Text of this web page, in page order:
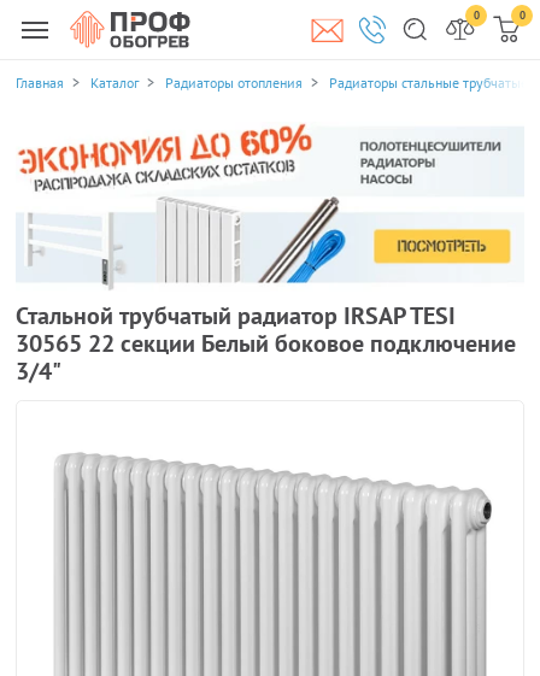
0 0
Главная Каталог Радиаторы отопления Радиаторы стальные трубчатые
Стальной трубчатый радиатор IRSAP TESI
30565 22 секции Белый боковое подключение
3/4"